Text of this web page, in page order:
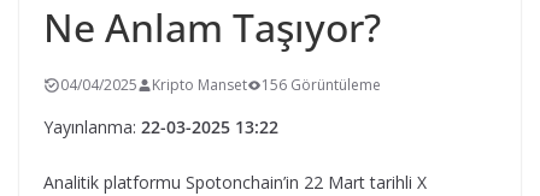
Ne Anlam Taşıyor?
04/04/2025 Kripto Manset 156 Görüntüleme
Yayınlanma: 22-03-2025 13:22
Analitik platformu Spotonchain’in 22 Mart tarihli X